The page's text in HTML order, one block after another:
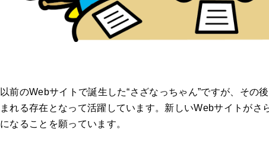
以前のWebサイトで誕生した“さざなっちゃん”ですが、その
まれる存在となって活躍しています。新しいWebサイトがさ
になることを願っています。